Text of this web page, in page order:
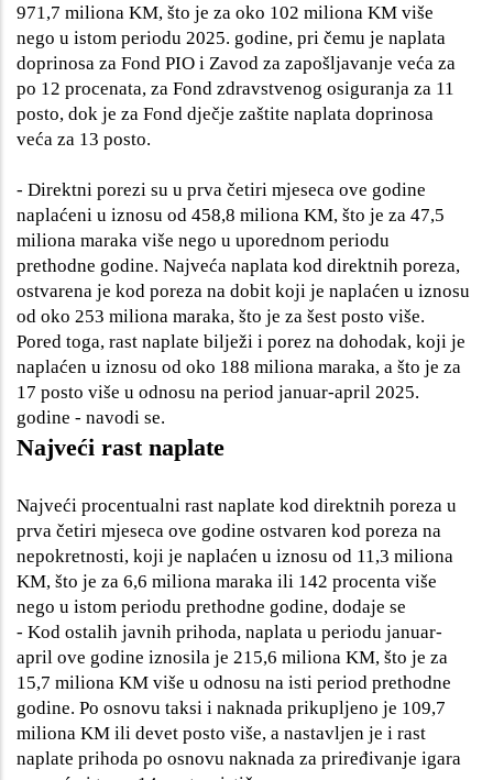
971,7 miliona KM, što je za oko 102 miliona KM više
nego u istom periodu 2025. godine, pri čemu je naplata
doprinosa za Fond PIO i Zavod za zapošljavanje veća za
po 12 procenata, za Fond zdravstvenog osiguranja za 11
posto, dok je za Fond dječje zaštite naplata doprinosa
veća za 13 posto.
- Direktni porezi su u prva četiri mjeseca ove godine
naplaćeni u iznosu od 458,8 miliona KM, što je za 47,5
miliona maraka više nego u uporednom periodu
prethodne godine. Najveća naplata kod direktnih poreza,
ostvarena je kod poreza na dobit koji je naplaćen u iznosu
od oko 253 miliona maraka, što je za šest posto više.
Pored toga, rast naplate bilježi i porez na dohodak, koji je
naplaćen u iznosu od oko 188 miliona maraka, a što je za
17 posto više u odnosu na period januar-april 2025.
godine - navodi se.
Najveći rast naplate
Najveći procentualni rast naplate kod direktnih poreza u
prva četiri mjeseca ove godine ostvaren kod poreza na
nepokretnosti, koji je naplaćen u iznosu od 11,3 miliona
KM, što je za 6,6 miliona maraka ili 142 procenta više
nego u istom periodu prethodne godine, dodaje se
- Kod ostalih javnih prihoda, naplata u periodu januar-
april ove godine iznosila je 215,6 miliona KM, što je za
15,7 miliona KM više u odnosu na isti period prethodne
godine. Po osnovu taksi i naknada prikupljeno je 109,7
miliona KM ili devet posto više, a nastavljen je i rast
naplate prihoda po osnovu naknada za priređivanje igara